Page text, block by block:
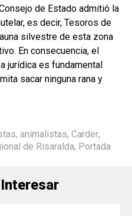
de Estado admitió la
es decir, Tesoros de
silvestre de esta zona
En consecuencia, el
jurídica es fundamental
sacar ninguna rana y
, animalistas, Carder,
de Risaralda, Portada